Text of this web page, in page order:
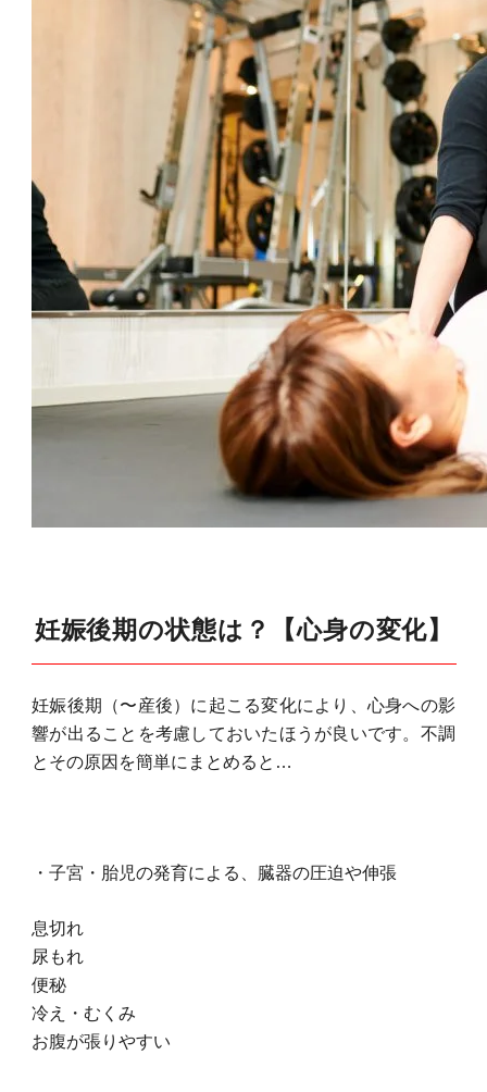
妊娠後期の状態は？【心身の変化】
妊娠後期（〜産後）に起こる変化により、心身への影
響が出ることを考慮しておいたほうが良いです。不調
とその原因を簡単にまとめると…
・子宮・胎児の発育による、臓器の圧迫や伸張
息切れ
尿もれ
便秘
冷え・むくみ
お腹が張りやすい